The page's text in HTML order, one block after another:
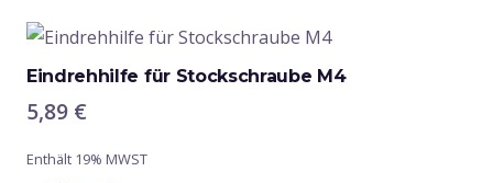
Eindrehhilfe für Stockschraube M4
5,89 €
Enthält 19% MWST